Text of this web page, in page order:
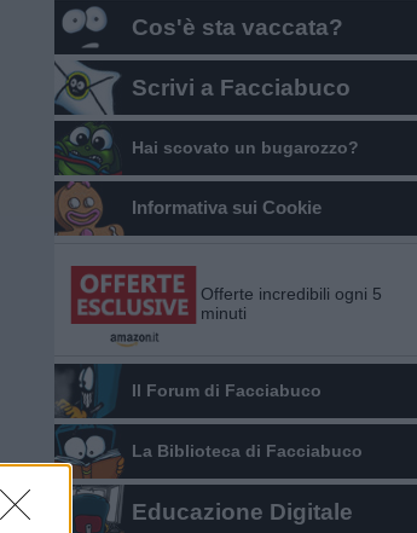
Cos'è sta vaccata?
Scrivi a Facciabuco
Hai scovato un bugarozzo?
Informativa sui Cookie
Offerte incredibili ogni 5
minuti
Il Forum di Facciabuco
La Biblioteca di Facciabuco
Educazione Digitale